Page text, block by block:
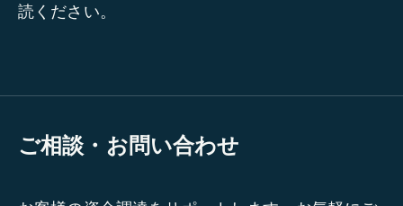
読ください。
ご相談・お問い合わせ